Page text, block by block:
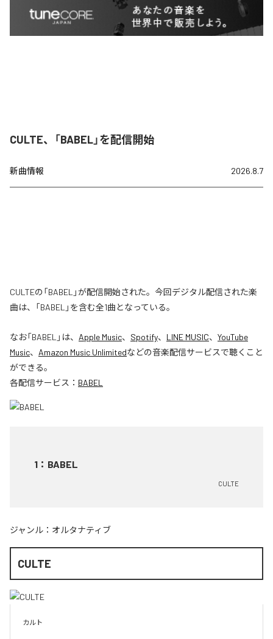
CULTE、「BABEL」を配信開始
新曲情報 2026.8.7
CULTEの「BABEL」が配信開始された。今回デジタル配信された楽
曲は、「BABEL」を含む全1曲となっている。
なお「BABEL 」は、 Apple Music、 Spotify、 LINE MUSIC、 YouTube
Music、 Amazon Music Unlimitedなどの音楽配信サービスで聴くこと
ができる。
各配信サービス： BABEL
1 ： BABEL
CULTE
ジャンル： オルタナティブ
CULTE
カルト